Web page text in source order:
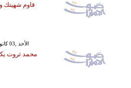
قاوم شهيتك
GMT 10:50 2021 الأحد ,03 كانون الثاني / يناير
محمد ثروت